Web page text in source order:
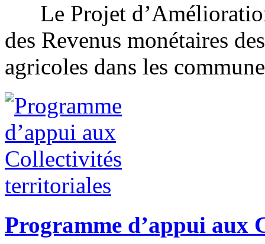
Le Projet
des Revenus monétaires
agricoles dans les
Programme d’appui aux